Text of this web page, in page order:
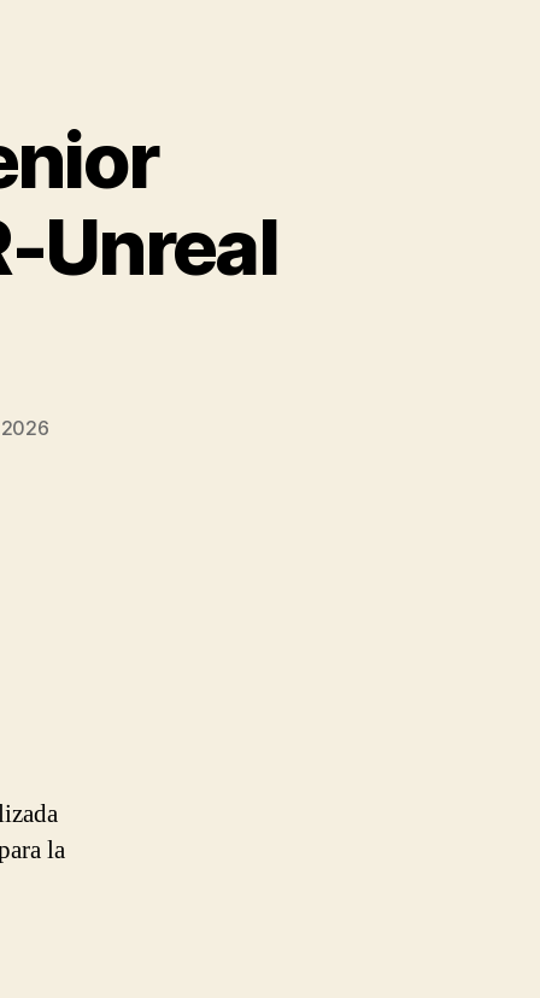
Unreal
la